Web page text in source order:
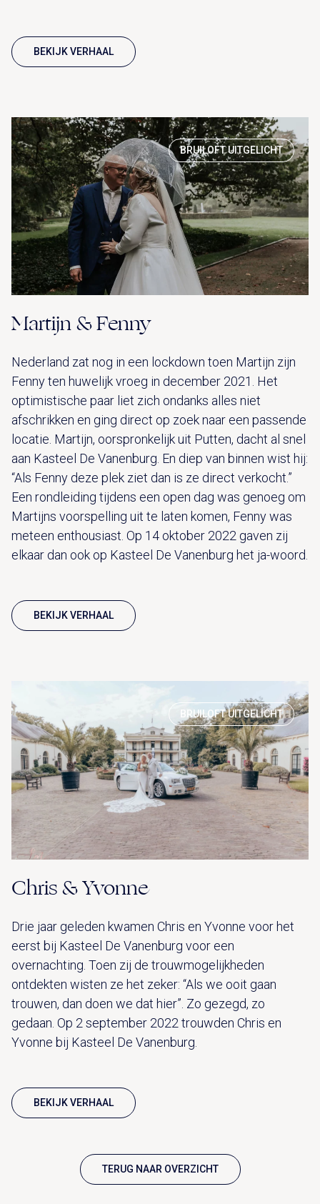
BEKIJK VERHAAL
BRUILOFT UITGELICHT
Martijn & Fenny
Nederland zat nog in een lockdown toen Martijn zijn
Fenny ten huwelijk vroeg in december 2021. Het
optimistische paar liet zich ondanks alles niet
afschrikken en ging direct op zoek naar een passende
locatie. Martijn, oorspronkelijk uit Putten, dacht al snel
aan Kasteel De Vanenburg. En diep van binnen wist hij:
“Als Fenny deze plek ziet dan is ze direct verkocht.”
Een rondleiding tijdens een open dag was genoeg om
Martijns voorspelling uit te laten komen, Fenny was
meteen enthousiast. Op 14 oktober 2022 gaven zij
elkaar dan ook op Kasteel De Vanenburg het ja-woord.
BEKIJK VERHAAL
BRUILOFT UITGELICHT
Chris & Yvonne
Drie jaar geleden kwamen Chris en Yvonne voor het
eerst bij Kasteel De Vanenburg voor een
overnachting. Toen zij de trouwmogelijkheden
ontdekten wisten ze het zeker: “Als we ooit gaan
trouwen, dan doen we dat hier”. Zo gezegd, zo
gedaan. Op 2 september 2022 trouwden Chris en
Yvonne bij Kasteel De Vanenburg.
BEKIJK VERHAAL
TERUG NAAR OVERZICHT